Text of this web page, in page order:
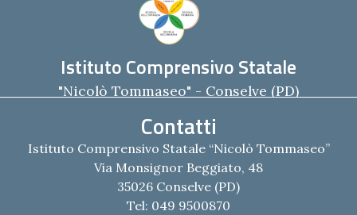
Istituto Comprensivo Statale
"Nicolò Tommaseo" - Conselve (PD)
Contatti
Istituto Comprensivo Statale “Nicolò Tommaseo”
Via Monsignor Beggiato, 48
35026 Conselve (PD)
Tel: 049 9500870